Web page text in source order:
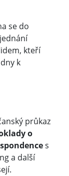
se do
kteří
k
průkaz
o
s
a další